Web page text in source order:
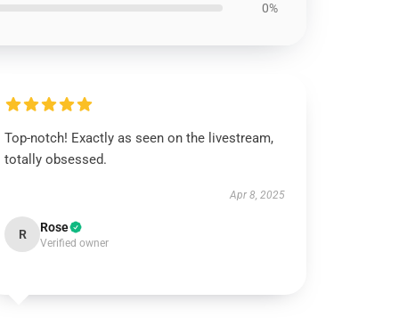
0%
Top-notch! Exactly as seen on the livestream,
totally obsessed.
Apr 8, 2025
R Rose
Verified owner